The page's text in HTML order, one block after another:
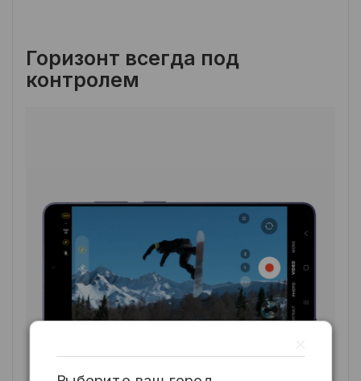
Горизонт всегда под
контролем